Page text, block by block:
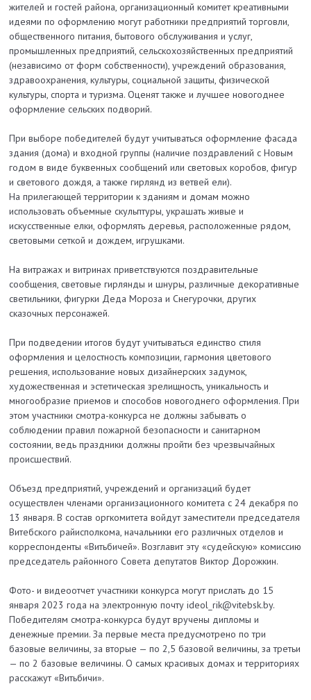
жителей и гостей района, организационный комитет креативными
идеями по оформлению могут работники предприятий торговли,
общественного питания, бытового обслуживания и услуг,
промышленных предприятий, сельскохозяйственных предприятий
(независимо от форм собственности), учреждений образования,
здравоохранения, культуры, социальной защиты, физической
культуры, спорта и туризма. Оценят также и лучшее новогоднее
оформление сельских подворий.
При выборе победителей будут учитываться оформление фасада
здания (дома) и входной группы (наличие поздравлений с Новым
годомв виде буквенных сообщений или световых коробов, фигур
и светового дождя, а также гирлянд из ветвей ели).
На прилегающей территории к зданиям и домам можно
использовать объемные скульптуры, украшать живые и
искусственные елки, оформлять деревья, расположенные рядом,
световыми сеткой и дождем, игрушками.
На витражах и витринах приветствуются поздравительные
сообщения, световые гирлянды и шнуры, различные декоративные
светильники, фигурки Деда Мороза и Снегурочки, других
сказочных персонажей.
При подведении итогов будут учитываться единство стиля
оформления и целостность композиции, гармония цветового
решения, использование новых дизайнерских задумок,
художественная и эстетическая зрелищность, уникальность и
многообразие приемов и способов новогоднего оформления. При
этом участники смотра-конкурса не должны забывать о
соблюдении правил пожарной безопасности и санитарном
состоянии, ведь праздники должны пройти без чрезвычайных
происшествий.
Объезд предприятий, учреждений и организаций будет
осуществлен членами организационного комитета с 24 декабря по
13 января.В состав оргкомитета войдут заместители председателя
Витебского райисполкома, начальники его различных отделов и
корреспонденты «Витьбичей». Возглавит эту «судейскую» комиссию
председатель районного Совета депутатов Виктор Дорожкин.
Фото- и видеоотчет участники конкурса могут прислать до 15
января 2023 года на электронную почту ideol_rik@vitebsk.by.
Победителям смотра-конкурса будут вручены дипломы и
денежные премии. За первые места предусмотрено по три
базовые величины, за вторые — по 2,5 базовой величины, за третьи
— по 2 базовые величины. О самых красивых домах и территориях
расскажут «Витьбичи».